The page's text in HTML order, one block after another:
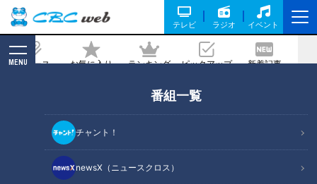
テレビ ラジオ イベント
ニュース お気に入り ランキング ピックアップ 新着記事
MENU
番組一覧
チャント！
newsX（ニュースクロス）
期の“日本外交”を救った
2021/04/27 17:51